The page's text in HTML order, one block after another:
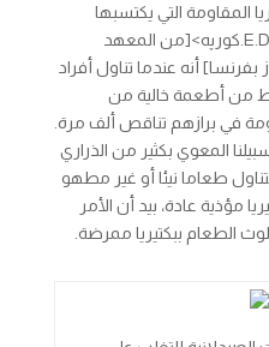
المقاومة التي يكتسبها
E.D.كورپه>[من المعهد
بفرنسا] أنه عندما تناول أفراد
من أطعمة خالية من
في برازهم تناقص ألف مرة.
المعوي بكثير من الذراري
طعاما نيئا أو غير مطهو
مؤذية عادة، بيد أن الأمر
الطعام ببكتيريا ممرضة.